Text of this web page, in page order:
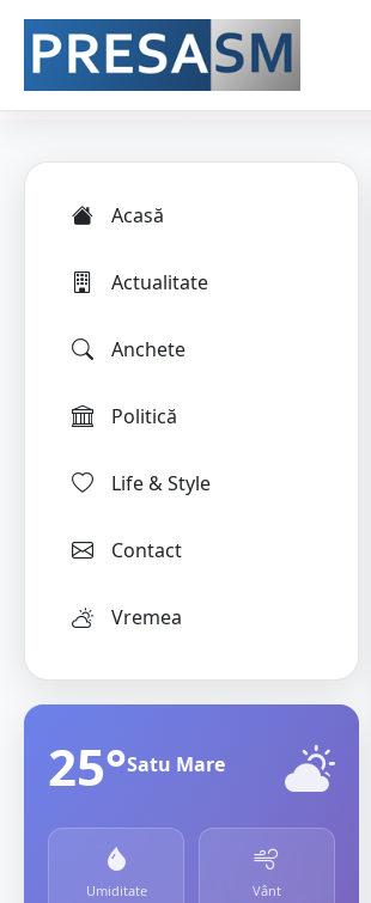
Acasă
Actualitate
Anchete
Politică
Life & Style
Contact
Vremea
25°Satu Mare
Umiditate Vânt